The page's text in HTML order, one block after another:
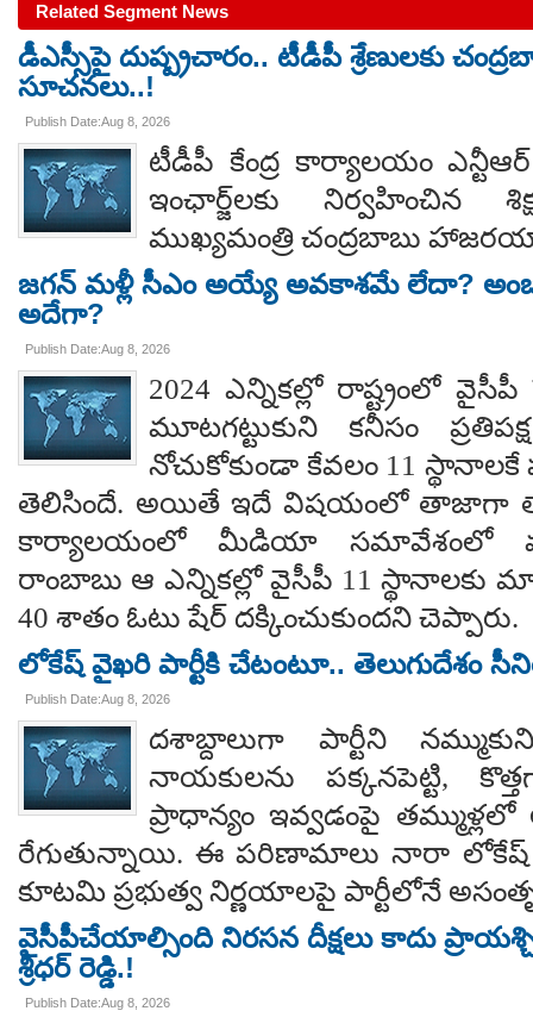
Related Segment News
డీఎస్సీపై దుష్ప్రచారం.. టీడీపీ శ్రేణులకు
సూచనలు..!
Publish Date:Aug 8, 2026
టీడీపీ కేంద్ర కార్యాలయం
ఇంఛార్జ్‌లకు నిర్వహించిన
ముఖ్యమంత్రి చంద్రబాబు
జగన్ మళ్లీ సీఎం అయ్యే అవకాశమే లేదా?
అదేగా?
Publish Date:Aug 8, 2026
2024 ఎన్నికల్లో రాష్ట్రంలో
మూటగట్టుకుని కనీసం
నోచుకోకుండా కేవలం 11
తెలిసిందే. అయితే ఇదే విషయంలో తాజాగా
కార్యాలయంలో మీడియా సమావేశంలో
రాంబాబు ఆ ఎన్నికల్లో వైసీపీ 11
40 శాతం ఓటు షేర్ దక్కించుకుందని చెప్పారు.
లోకేష్ వైఖరి పార్టీకి చేటంటూ.. తెలుగుదేశం
Publish Date:Aug 8, 2026
దశాబ్దాలుగా పార్టీని
నాయకులను పక్కనపెట్టి,
ప్రాధాన్యం ఇవ్వడంపై తమ్ముళ్లలో
రేగుతున్నాయి. ఈ పరిణామాలు నారా లోకేష్
కూటమి ప్రభుత్వ నిర్ణయాలపై పార్టీలోనే
వైసీపీచేయాల్సింది నిరసన దీక్షలు కాదు
శ్రీధర్ రెడ్డి.!
Publish Date:Aug 8, 2026